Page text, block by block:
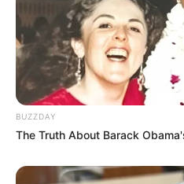
BUZZDAY
The Truth About Barack